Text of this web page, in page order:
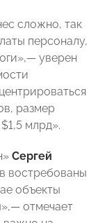
сложно, так
персоналу,
уверен
размер
млрд».
Сергей
востребованы
объекты
отмечает